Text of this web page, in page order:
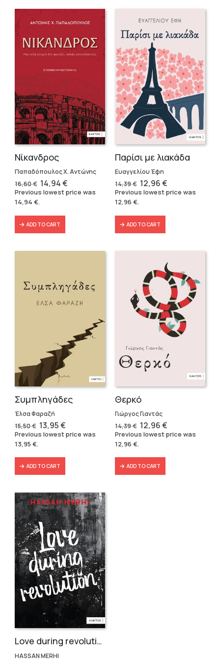
Νίκανδρος
Παπαδόπουλος Χ. Αντώνης
16,60€ Original
price
was:
16,60 €.
14,94€Current
price
is:
Previous lowest price was
14,94 €.
ADD TO CART
Παρίσι με λιακάδα
Ευαγγελίου Έφη
14,39€ Original
price
was:
12,96€Current
price
is:
Previous lowest price was
12,96 €.
ADD TO CART
Συμπληγάδες
Έλσα Φαραζή
15,50€ Original
price
was:
13,95€Current
price
is:
Previous lowest price was
13,95 €.
ADD TO CART
Θερκό
Γιώργος Γιαντάς
14,39€ Original
price
was:
12,96€Current
price
is:
Previous lowest price was
12,96 €.
ADD TO CART
Love during revolution
HASSAN MERHI